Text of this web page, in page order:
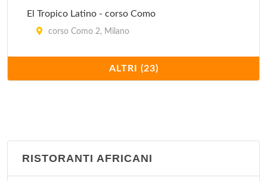
El Tropico Latino - corso Como
corso Como 2, Milano
via Benedetto Marcello 93, Milano
Ikos - Il Circolo della Natura
ALTRI (23)
RISTORANTI AFRICANI